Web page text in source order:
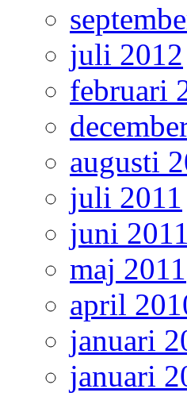
juli 2012
februari
augusti
juli 2011
juni 2011
maj 2011
april
januari
januari